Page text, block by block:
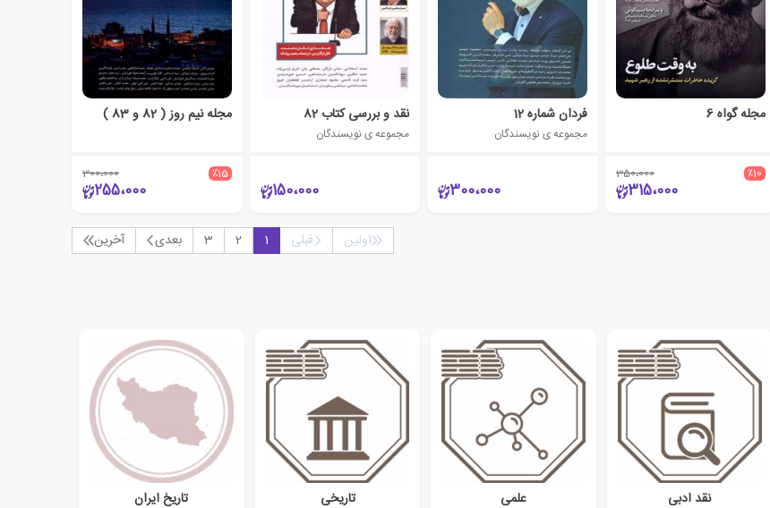
مجله گواه 6
٪10 350،000
315،000
فردان شماره 12
مجموعه ی نویسندگان
300،000
نقد و بررسی کتاب 82
مجموعه ی نویسندگان
150،000
مجله نیم روز ( 82 و 83 )
٪15 300،000
255،000
اولین قبلی 1
2
3 بعدی آخرین
نقد ادبی علمی تاریخی تاریخ ایران